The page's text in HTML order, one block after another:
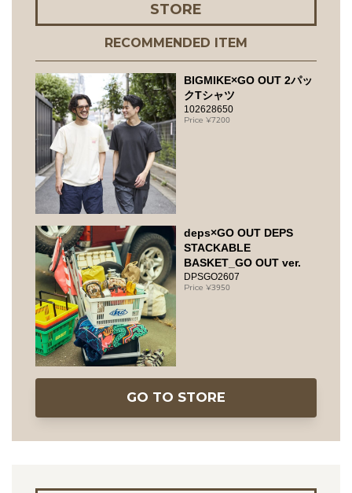
STORE
RECOMMENDED ITEM
BIGMIKE×GO OUT 2パッ
クTシャツ
102628650
7200
deps×GO OUT DEPS
STACKABLE
BASKET_GO OUT ver.
DPSGO2607
3950
GO TO STORE